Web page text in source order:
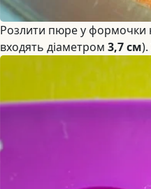
Розлити пюре у формочки
входять діаметром 3,7 см